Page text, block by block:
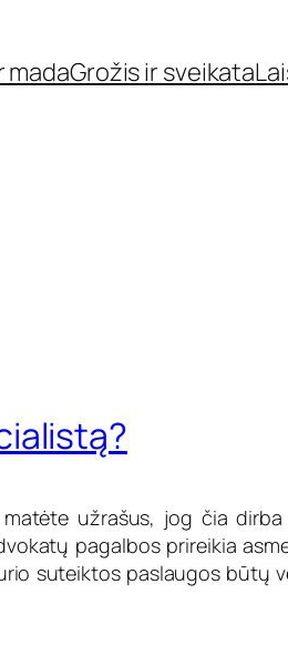
madaGrožis ir sveikata
užrašus, jog čia
pagalbos prireikia
suteiktos paslaugos būtų